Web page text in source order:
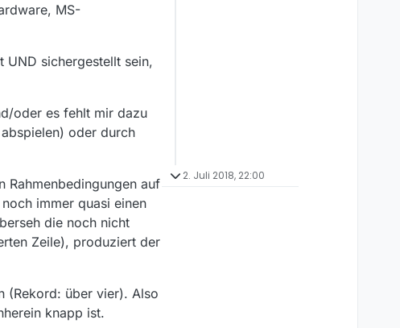
MS-
UND sichergestellt sein,
oder es fehlt mir dazu
oder durch
Rahmenbedingungen auf
immer quasi einen
die noch nicht
Zeile), produziert der
(Rekord: über vier). Also
knapp ist.
2. Juli 2018, 22:00